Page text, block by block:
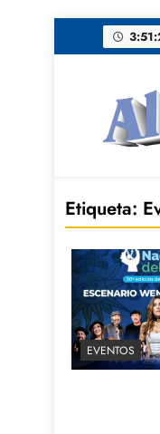
al
Etiqueta:
EVENTOS